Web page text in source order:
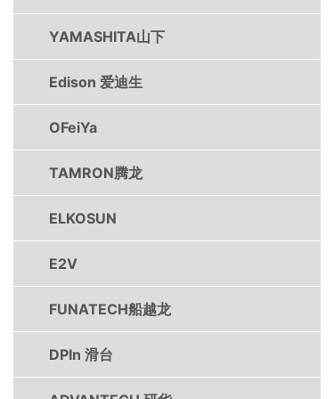
YAMASHITA山下
Edison 爱迪生
OFeiYa
TAMRON腾龙
ELKOSUN
E2V
FUNATECH船越龙
DPIn 滑台